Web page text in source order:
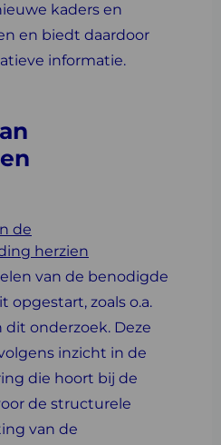
kaders en
en biedt daardoor
informatie.
de
herzien
van de benodigde
opgestart, zoals o.a.
onderzoek. Deze
inzicht in de
die hoort bij de
de structurele
van de